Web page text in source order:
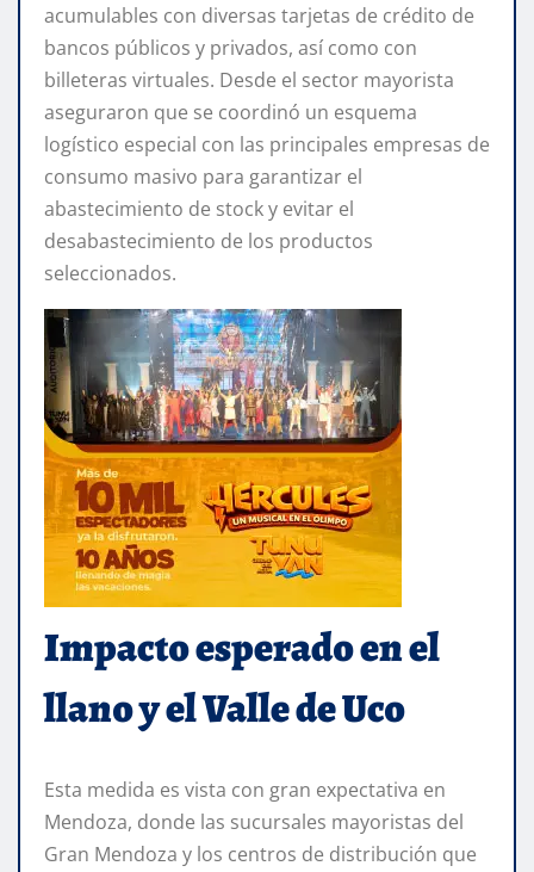
acumulables con diversas tarjetas de crédito de
bancos públicos y privados, así como con
billeteras virtuales. Desde el sector mayorista
aseguraron que se coordinó un esquema
logístico especial con las principales empresas de
consumo masivo para garantizar el
abastecimiento de stock y evitar el
desabastecimiento de los productos
seleccionados.
Impacto esperado en el
llano y el Valle de Uco
Esta medida es vista con gran expectativa en
Mendoza, donde las sucursales mayoristas del
Gran Mendoza y los centros de distribución que